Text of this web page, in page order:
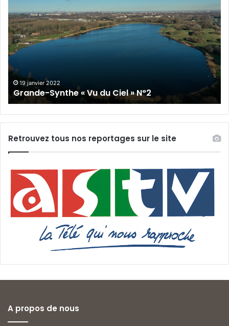
« Vu
du
Ciel »
N°2
19 janvier 2022
Grande-Synthe « Vu du Ciel » N°2
«
du
Retrouvez tous nos reportages sur le site
A propos de nous